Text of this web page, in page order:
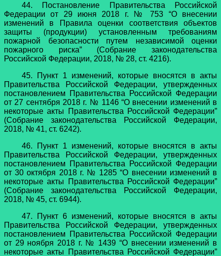
44. Постановление Правительства Российской
Федерации от 29 июня 2018 г. № 753 “О внесении
изменений в Правила оценки соответствия объектов
защиты (продукции) установленным требованиям
пожарной безопасности путем независимой оценки
пожарного риска” (Собрание законодательства
Российской Федерации, 2018, № 28, ст. 4216).
45. Пункт 1 изменений, которые вносятся в акты
Правительства Российской Федерации, утвержденных
постановлением Правительства Российской Федерации
от 27 сентября 2018 г. № 1146 “О внесении изменений в
некоторые акты Правительства Российской Федерации”
(Собрание законодательства Российской Федерации,
2018, № 41, ст. 6242).
46. Пункт 1 изменений, которые вносятся в акты
Правительства Российской Федерации, утвержденных
постановлением Правительства Российской Федерации
от 30 октября 2018 г. № 1285 “О внесении изменений в
некоторые акты Правительства Российской Федерации”
(Собрание законодательства Российской Федерации,
2018, № 45, ст. 6944).
47. Пункт 6 изменений, которые вносятся в акты
Правительства Российской Федерации, утвержденных
постановлением Правительства Российской Федерации
от 29 ноября 2018 г. № 1439 “О внесении изменений в
некоторые акты Правительства Российской Федерации”